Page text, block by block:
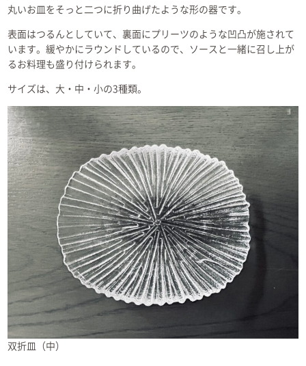
丸いお皿をそっと二つに折り曲げたような形の器です。
表面はつるんとしていて、裏面にプリーツのような凹凸が施されて
います。緩やかにラウンドしているので、ソースと一緒に召し上が
るお料理も盛り付けられます。
サイズは、大・中・小の3種類。
双折皿（中）